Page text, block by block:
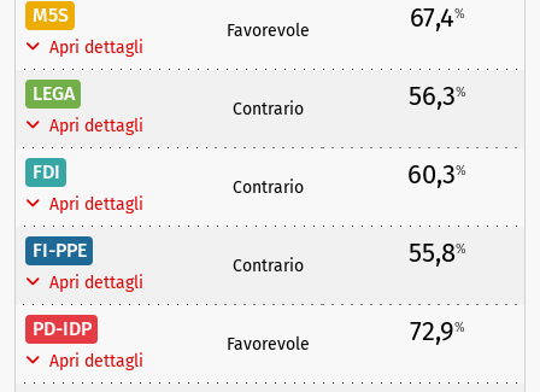
M5S
Apri dettagli
Favorevole 67,4%
LEGA
Apri dettagli
Contrario 56,3%
FDI
Apri dettagli
Contrario 60,3%
FI-PPE
Apri dettagli
Contrario 55,8%
PD-IDP
Apri dettagli
Favorevole 72,9%